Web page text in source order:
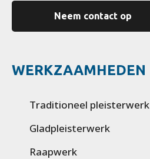
Neem contact op
WERKZAAMHEDEN
Traditioneel pleisterwerk
Gladpleisterwerk
Raapwerk